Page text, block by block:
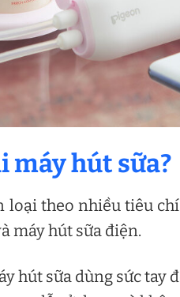
máy hút sữa?
loại theo nhiều tiêu
máy hút sữa điện.
hút sữa dùng sức tay